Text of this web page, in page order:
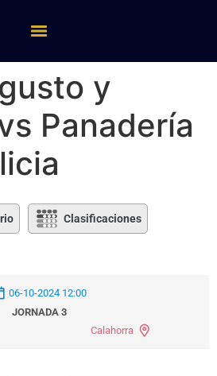
y
Panadería
Clasificaciones
06-10-2024 12:00
JORNADA 3
Calahorra